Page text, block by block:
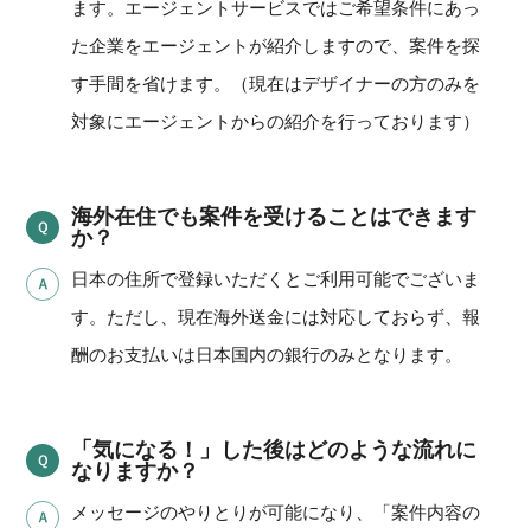
ます。エージェントサービスではご希望条件にあっ
た企業をエージェントが紹介しますので、案件を探
す手間を省けます。（現在はデザイナーの方のみを
対象にエージェントからの紹介を行っております）
海外在住でも案件を受けることはできます
か？
日本の住所で登録いただくとご利用可能でございま
す。ただし、現在海外送金には対応しておらず、報
酬のお支払いは日本国内の銀行のみとなります。
「気になる！」した後はどのような流れに
なりますか？
メッセージのやりとりが可能になり、「案件内容の